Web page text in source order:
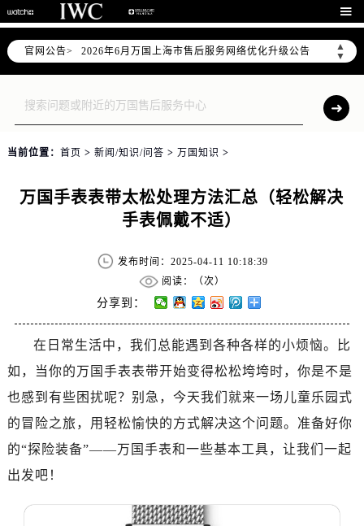

官网公告>
▲
▼
2026年6月万国上海市售后服务网络优化升级公告
2026年6月上海市万国官方售后客户服务热线：400-992-7093
2026年6月万国售后服务中心最新网点地址：
上海市徐汇区虹桥路3号港汇中心写字楼2座37层3705室（需提前预约）
上海市徐汇区虹桥路3号港汇中心2座37层3705室万国售后服务中心（需提前预约）
节假日正常营业！
当前位置： 首页 > 新闻/知识/问答 > 万国知识 >
万国手表表带太松处理方法汇总（轻松解决
手表佩戴不适）
发布时间：2025-04-11 10:18:39
阅读：（次）
分享到：
在日常生活中，我们总能遇到各种各样的小烦恼。比
如，当你的万国手表表带开始变得松松垮垮时，你是不是
也感到有些困扰呢？别急，今天我们就来一场儿童乐园式
的冒险之旅，用轻松愉快的方式解决这个问题。准备好你
的“探险装备”——万国手表和一些基本工具，让我们一起
出发吧！